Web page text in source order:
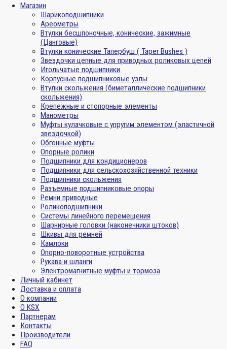
Магазин
Шарикоподшипники
Ареометры
Втулки бесшпоночные, конические, зажимные
(Цанговые)
Втулки конические Тапербуш ( Taper Bushes )
Звездочки цепные для приводных роликовых цепей
Игольчатые подшипники
Корпусные подшипниковые узлы
Втулки скольжения (биметаллические подшипники
скольжения)
Крепежные и стопорные элементы
Манометры
Муфты кулачковые с упругим элементом (эластичной
звездочкой)
Обгонные муфты
Опорные ролики
Подшипники для кондиционеров
Подшипники для сельскохозяйственной техники
Подшипники скольжения
Разъемные подшипниковые опоры
Ремни приводные
Роликоподшипники
Системы линейного перемещения
Шарнирные головки (наконечники штоков)
Шкивы для ремней
Камлоки
Опорно-поворотные устройства
Рукава и шланги
Электромагнитные муфты и тормоза
Личный кабинет
Доставка и оплата
О компании
О KSX
Партнерам
Контакты
Производители
FAQ